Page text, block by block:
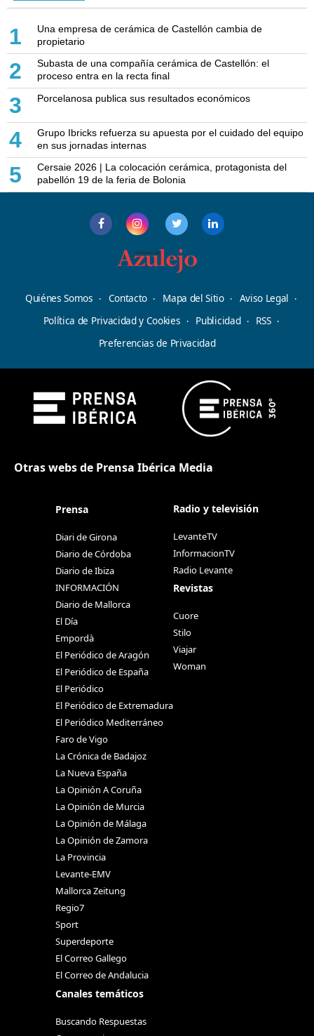
1
Una empresa de cerámica de Castellón cambia de
propietario
2
Subasta de una compañía cerámica de Castellón: el
proceso entra en la recta final
3 Porcelanosa publica sus resultados económicos
4
Grupo Ibricks refuerza su apuesta por el cuidado del equipo
en sus jornadas internas
5
Cersaie 2026 | La colocación cerámica, protagonista del
pabellón 19 de la feria de Bolonia
Quiénes Somos Contacto Mapa del Sitio
Aviso Legal
Política de Privacidad y Cookies
Publicidad
RSS
Preferencias de Privacidad
Otras webs de Prensa Ibérica Media
Prensa
Diari de Girona
Diario de Córdoba
Diario de Ibiza
INFORMACIÓN
Diario de Mallorca
El Día
Empordà
El Periódico de Aragón
El Periódico de España
El Periódico
El Periódico de Extremadura
El Periódico Mediterráneo
Faro de Vigo
La Crónica de Badajoz
La Nueva España
La Opinión A Coruña
La Opinión de Murcia
La Opinión de Málaga
La Opinión de Zamora
La Provincia
Levante-EMV
Mallorca Zeitung
Regio7
Sport
Superdeporte
El Correo Gallego
El Correo de Andalucia
Canales temáticos
Buscando Respuestas
Radio y televisión
LevanteTV
InformacionTV
Radio Levante
Revistas
Cuore
Stilo
Viajar
Woman